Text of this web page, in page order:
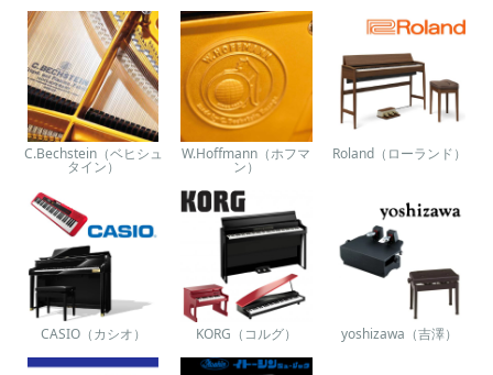
C.Bechstein（ベヒシュ
タイン）
W.Hoffmann（ホフマ
ン）
Roland（ローランド）
CASIO（カシオ） KORG（コルグ） yoshizawa（吉澤）